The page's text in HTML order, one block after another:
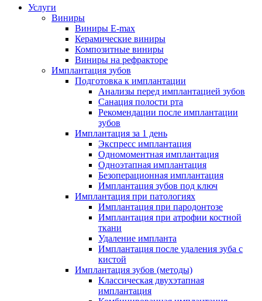
Услуги
Виниры
Виниры E-max
Керамические виниры
Композитные виниры
Виниры на рефракторе
Имплантация зубов
Подготовка к имплантации
Анализы перед имплантацией зубов
Санация полости рта
Рекомендации после имплантации
зубов
Имплантация за 1 день
Экспресс имплантация
Одномоментная имплантация
Одноэтапная имплантация
Безоперационная имплантация
Имплантация зубов под ключ
Имплантация при патологиях
Имплантация при пародонтозе
Имплантация при атрофии костной
ткани
Удаление импланта
Имплантация после удаления зуба с
кистой
Имплантация зубов (методы)
Классическая двухэтапная
имплантация